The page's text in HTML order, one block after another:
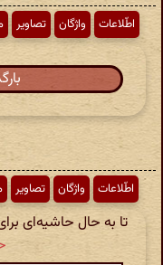
اطّلاعات واژگان تصاویر
اطّلاعات واژگان تصاویر
تا به حال حاشیه‌ای